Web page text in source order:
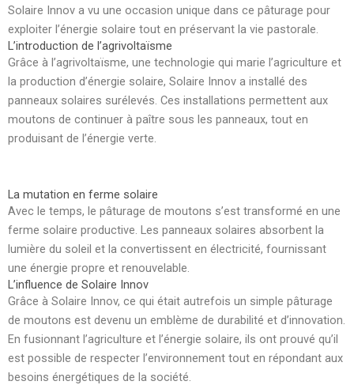
Solaire Innov a vu une occasion unique dans ce pâturage pour
exploiter l’énergie solaire tout en préservant la vie pastorale.
L’introduction de l’agrivoltaïsme
Grâce à l’agrivoltaïsme, une technologie qui marie l’agriculture et
la production d’énergie solaire, Solaire Innov a installé des
panneaux solaires surélevés. Ces installations permettent aux
moutons de continuer à paître sous les panneaux, tout en
produisant de l’énergie verte.
La mutation en ferme solaire
Avec le temps, le pâturage de moutons s’est transformé en une
ferme solaire productive. Les panneaux solaires absorbent la
lumière du soleil et la convertissent en électricité, fournissant
une énergie propre et renouvelable.
L’influence de Solaire Innov
Grâce à Solaire Innov, ce qui était autrefois un simple pâturage
de moutons est devenu un emblème de durabilité et d’innovation.
En fusionnant l’agriculture et l’énergie solaire, ils ont prouvé qu’il
est possible de respecter l’environnement tout en répondant aux
besoins énergétiques de la société.